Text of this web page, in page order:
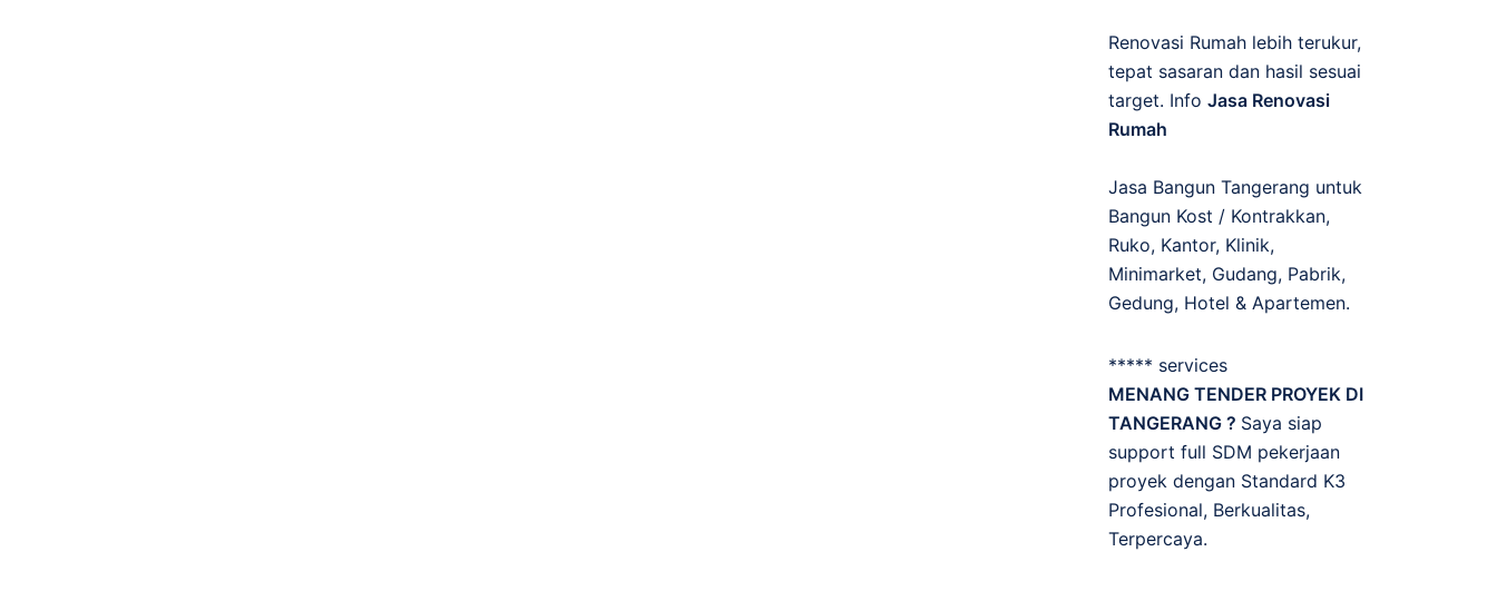
Renovasi Rumah lebih terukur,
tepat sasaran dan hasil sesuai
target. Info Jasa Renovasi
Rumah
Jasa Bangun Tangerang untuk
Bangun Kost / Kontrakkan,
Ruko, Kantor, Klinik,
Minimarket, Gudang, Pabrik,
Gedung, Hotel & Apartemen.
***** services
MENANG TENDER PROYEK DI
TANGERANG ? Saya siap
support full SDM pekerjaan
proyek dengan Standard K3
Profesional, Berkualitas,
Terpercaya.